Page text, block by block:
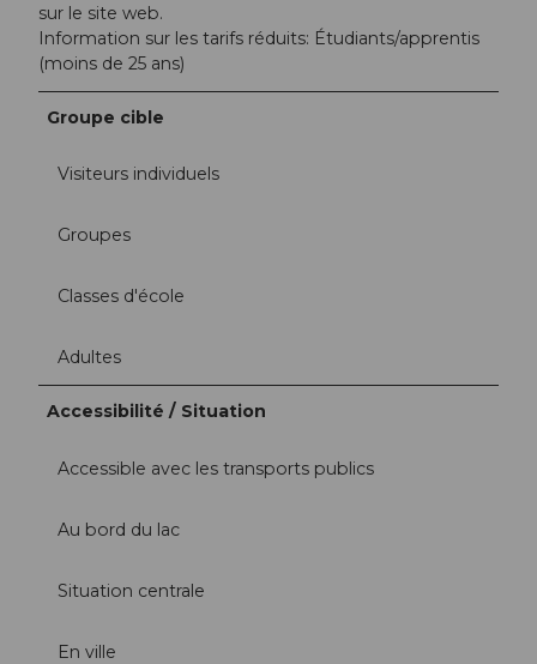
sur le site web.
Information sur les tarifs réduits: Étudiants/apprentis
(moins de 25 ans)
Groupe cible
Visiteurs individuels
Groupes
Classes d'école
Adultes
Accessibilité / Situation
Accessible avec les transports publics
Au bord du lac
Situation centrale
En ville